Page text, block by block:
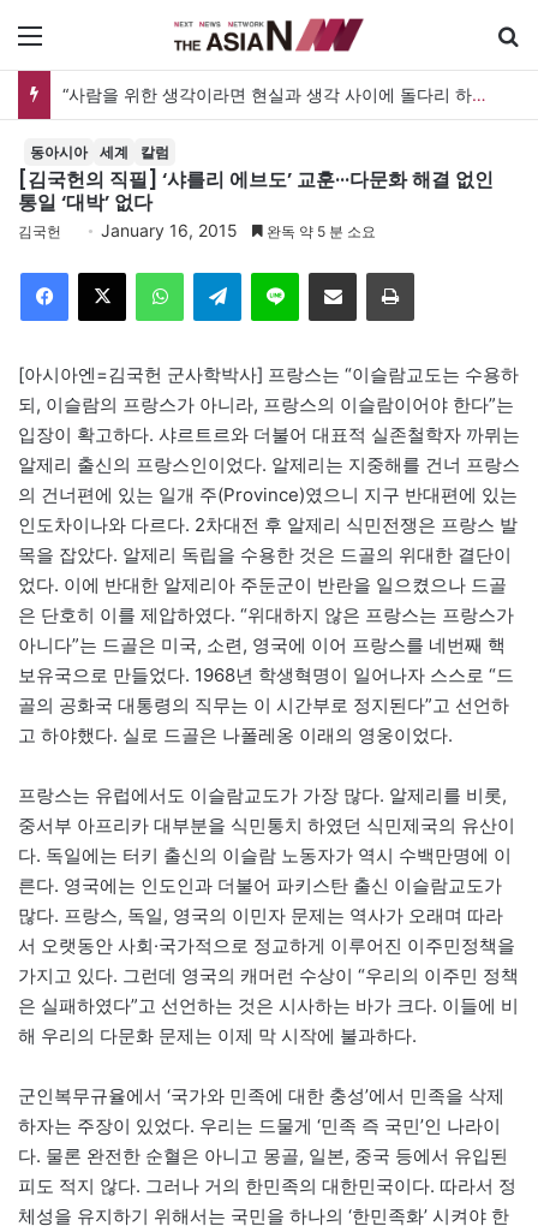
“사람을 위한 생각이라면 현실과 생각 사이에 돌다리 하나는 놓아야 하지 않을까”
동아시아 세계 칼럼
[김국헌의 직필] ‘샤를리 에브도’ 교훈···다문화 해결 없인
통일 ‘대박’ 없다
김국헌 January 16, 2015 완독 약 5 분 소요
Telegram 이메일
[아시아엔=김국헌 군사학박사] 프랑스는 “이슬람교도는 수용하
되, 이슬람의 프랑스가 아니라, 프랑스의 이슬람이어야 한다”는
입장이 확고하다. 샤르트르와 더불어 대표적 실존철학자 까뮈는
알제리 출신의 프랑스인이었다. 알제리는 지중해를 건너 프랑스
의 건너편에 있는 일개 주(Province)였으니 지구 반대편에 있는
인도차이나와 다르다. 2차대전 후 알제리 식민전쟁은 프랑스 발
목을 잡았다. 알제리 독립을 수용한 것은 드골의 위대한 결단이
었다. 이에 반대한 알제리아 주둔군이 반란을 일으켰으나 드골
은 단호히 이를 제압하였다. “위대하지 않은 프랑스는 프랑스가
아니다”는 드골은 미국, 소련, 영국에 이어 프랑스를 네번째 핵
보유국으로 만들었다. 1968년 학생혁명이 일어나자 스스로 “드
골의 공화국 대통령의 직무는 이 시간부로 정지된다”고 선언하
고 하야했다. 실로 드골은 나폴레옹 이래의 영웅이었다.
프랑스는 유럽에서도 이슬람교도가 가장 많다. 알제리를 비롯,
중서부 아프리카 대부분을 식민통치 하였던 식민제국의 유산이
다. 독일에는 터키 출신의 이슬람 노동자가 역시 수백만명에 이
른다. 영국에는 인도인과 더불어 파키스탄 출신 이슬람교도가
많다. 프랑스, 독일, 영국의 이민자 문제는 역사가 오래며 따라
서 오랫동안 사회·국가적으로 정교하게 이루어진 이주민정책을
가지고 있다. 그런데 영국의 캐머런 수상이 “우리의 이주민 정책
은 실패하였다”고 선언하는 것은 시사하는 바가 크다. 이들에 비
해 우리의 다문화 문제는 이제 막 시작에 불과하다.
군인복무규율에서 ‘국가와 민족에 대한 충성’에서 민족을 삭제
하자는 주장이 있었다. 우리는 드물게 ‘민족 즉 국민’인 나라이
다. 물론 완전한 순혈은 아니고 몽골, 일본, 중국 등에서 유입된
피도 적지 않다. 그러나 거의 한민족의 대한민국이다. 따라서 정
체성을 유지하기 위해서는 국민을 하나의 ‘한민족화’ 시켜야 한